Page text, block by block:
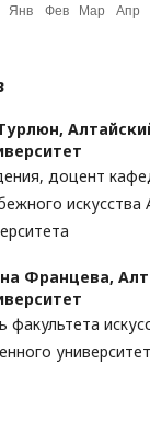
доцент
искусства
Францева,